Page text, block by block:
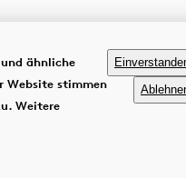
ähnliche
Website stimmen
Weitere